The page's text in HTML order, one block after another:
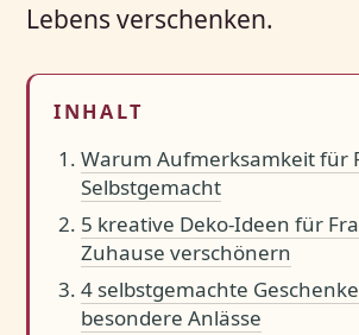
Lebens verschenken.
INHALT
Warum Aufmerksamkeit für
Selbstgemacht
5 kreative Deko-Ideen für
Zuhause verschönern
4 selbstgemachte
besondere Anlässe